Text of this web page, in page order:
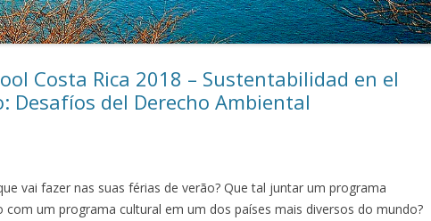
Costa Rica 2018 – Sustentabilidad en el
Desafíos del Derecho Ambiental
vai fazer nas suas férias de verão? Que tal juntar um programa
com um programa cultural em um dos países mais diversos do mundo?